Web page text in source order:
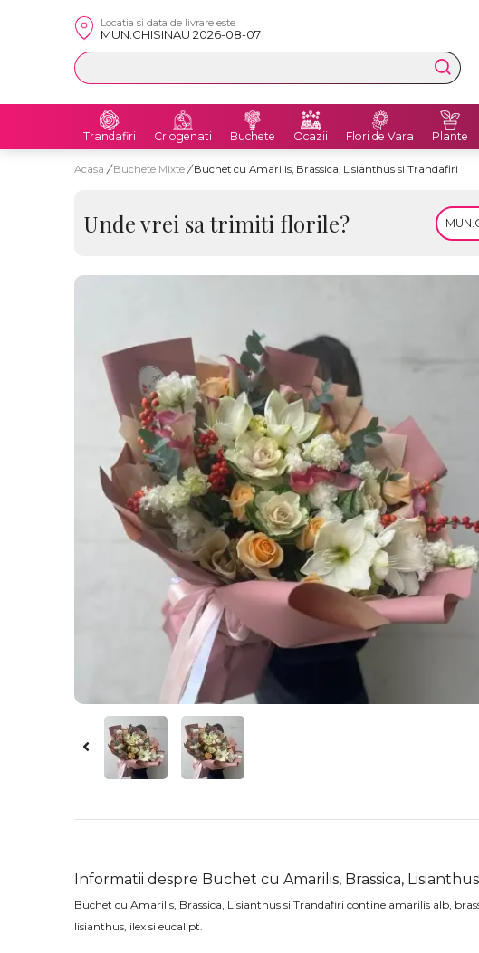
Locatia si data de livrare este
MUN.CHISINAU 2026-08-07
Trandafiri Criogenati Buchete Ocazii Flori de Vara Plante
Acasa / Buchete Mixte / Buchet cu Amarilis, Brassica, Lisianthus si Trandafiri
Unde vrei sa trimiti florile?
Informatii despre Buchet cu Amarilis, Brassica,
Buchet cu Amarilis, Brassica, Lisianthus si Trandafiri contine amarilis alb,
lisianthus, ilex si eucalipt.